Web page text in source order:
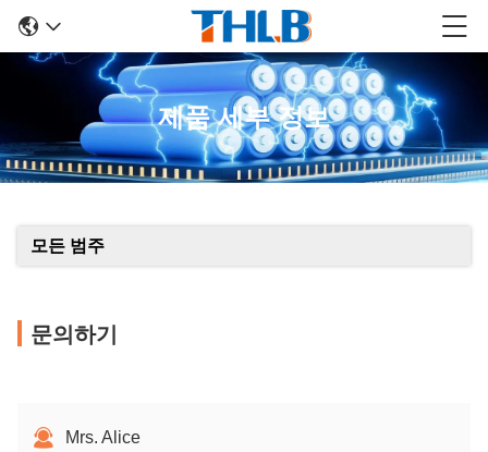
제품 세부 정보
모든 범주
문의하기
Mrs. Alice